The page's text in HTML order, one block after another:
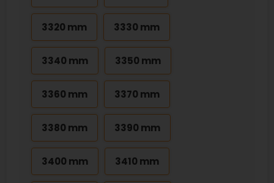
3320 mm 3330 mm
3340 mm 3350 mm
3360 mm 3370 mm
3380 mm 3390 mm
3400 mm 3410 mm